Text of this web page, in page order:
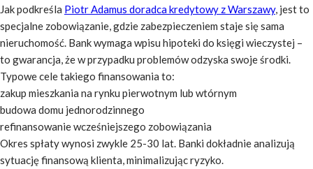
Jak podkreśla Piotr Adamus doradca kredytowy z Warszawy, jest to
specjalne zobowiązanie, gdzie zabezpieczeniem staje się sama
nieruchomość. Bank wymaga wpisu hipoteki do księgi wieczystej –
to gwarancja, że w przypadku problemów odzyska swoje środki.
Typowe cele takiego finansowania to:
zakup mieszkania na rynku pierwotnym lub wtórnym
budowa domu jednorodzinnego
refinansowanie wcześniejszego zobowiązania
Okres spłaty wynosi zwykle 25-30 lat. Banki dokładnie analizują
sytuację finansową klienta, minimalizując ryzyko.